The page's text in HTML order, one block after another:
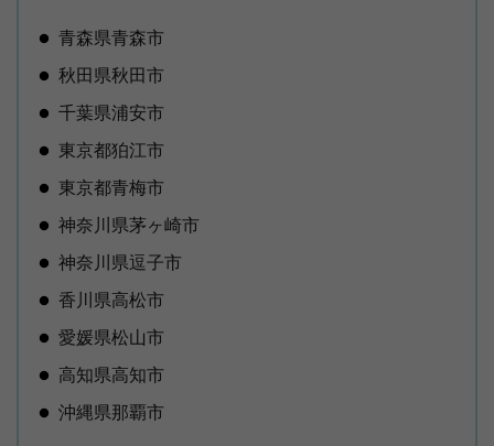
青森県青森市
秋田県秋田市
千葉県浦安市
東京都狛江市
東京都青梅市
神奈川県茅ヶ崎市
神奈川県逗子市
香川県高松市
愛媛県松山市
高知県高知市
沖縄県那覇市